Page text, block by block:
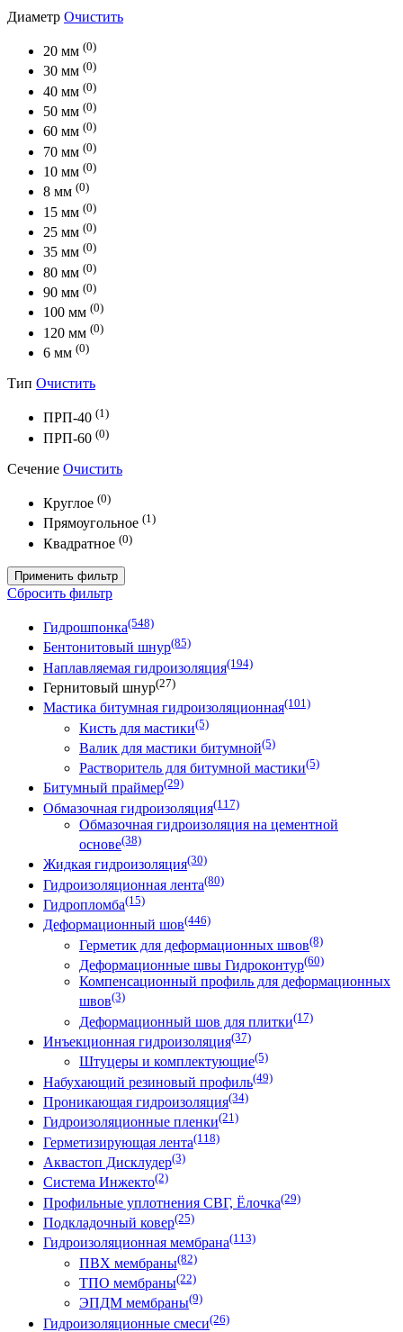
Диаметр Очистить
20 мм (0)
30 мм (0)
40 мм (0)
50 мм (0)
60 мм (0)
70 мм (0)
10 мм (0)
8 мм (0)
15 мм (0)
25 мм (0)
35 мм (0)
80 мм (0)
90 мм (0)
100 мм (0)
120 мм (0)
6 мм (0)
Тип Очистить
ПРП-40 (1)
ПРП-60 (0)
Сечение Очистить
Круглое (0)
Прямоугольное (1)
Квадратное (0)
Применить фильтр
Сбросить фильтр
Гидрошпонка(548)
Бентонитовый шнур(85)
Наплавляемая гидроизоляция(194)
Гернитовый шнур(27)
Мастика битумная гидроизоляционная(101)
Кисть для мастики(5)
Валик для мастики битумной(5)
Растворитель для битумной мастики(5)
Битумный праймер(29)
Обмазочная гидроизоляция(117)
Обмазочная гидроизоляция на цементной
основе(38)
Жидкая гидроизоляция(30)
Гидроизоляционная лента(80)
Гидропломба(15)
Деформационный шов(446)
Герметик для деформационных швов(8)
Деформационные швы Гидроконтур(60)
Компенсационный профиль для деформационных
швов(3)
Деформационный шов для плитки(17)
Инъекционная гидроизоляция(37)
Штуцеры и комплектующие(5)
Набухающий резиновый профиль(49)
Проникающая гидроизоляция(34)
Гидроизоляционные пленки(21)
Герметизирующая лента(118)
Аквастоп Дисклудер(3)
Система Инжекто(2)
Профильные уплотнения СВГ, Ёлочка(29)
Подкладочный ковер(25)
Гидроизоляционная мембрана(113)
ПВХ мембраны(82)
ТПО мембраны(22)
ЭПДМ мембраны(9)
Гидроизоляционные смеси(26)